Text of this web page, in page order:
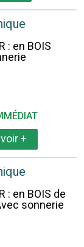
: en BOIS
+
: en BOIS de
sonnerie